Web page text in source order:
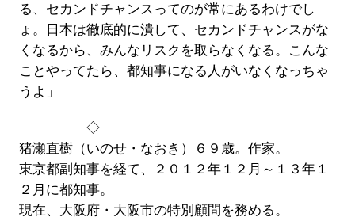
る、セカンドチャンスってのが常にあるわけでし
ょ。日本は徹底的に潰して、セカンドチャンスがな
くなるから、みんなリスクを取らなくなる。こんな
ことやってたら、都知事になる人がいなくなっちゃ
うよ」
◇
猪瀬直樹（いのせ・なおき）６９歳。作家。
東京都副知事を経て、２０１２年１２月～１３年１
２月に都知事。
現在、大阪府・大阪市の特別顧問を務める。